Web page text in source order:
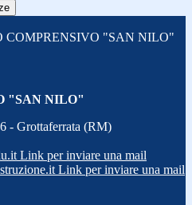
COMPRENSIVO "SAN NILO"
"SAN NILO"
- Grottaferrata (RM)
Link per inviare una mail
Link per inviare una mail